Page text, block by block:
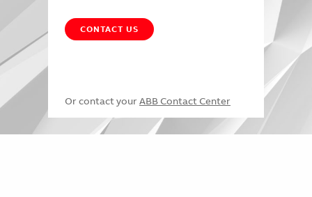
CONTACT US
Or contact your ABB Contact Center